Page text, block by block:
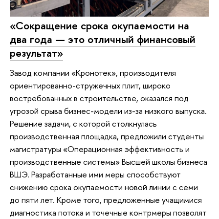
«Сокращение срока окупаемости на
два года — это отличный финансовый
результат»
Завод компании «Кронотек», производителя
ориентированно-стружечных плит, широко
востребованных в строительстве, оказался под
угрозой срыва бизнес-модели из-за низкого выпуска.
Решение задачи, с которой столкнулась
производственная площадка, предложили студенты
магистратуры «Операционная эффективность и
производственные системы» Высшей школы бизнеса
ВШЭ. Разработанные ими меры способствуют
снижению срока окупаемости новой линии с семи
до пяти лет. Кроме того, предложенные учащимися
диагностика потока и точечные контрмеры позволят